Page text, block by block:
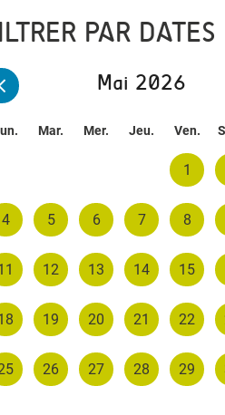
PAR DATES
Mai 2026
Mar. Mer. Jeu. Ven.
1
4 5 6 7 8
12 13 14 15
19 20 21 22
26 27 28 29